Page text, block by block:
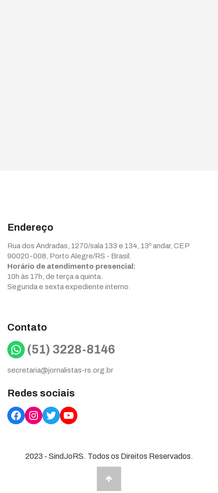
Endereço
Rua dos Andradas, 1270/sala 133 e 134, 13º andar, CEP
90020-008, Porto Alegre/RS - Brasil.
Horário de atendimento presencial:
10h às 17h, de terça a quinta.
Segunda e sexta expediente interno.
Contato
WhatsApp
(51) 3228-8146
secretaria@jornalistas-rs.org.br
Redes sociais
Facebook
Instagram
TwitterYouTube
2023 - SindJoRS. Todos os Direitos Reservados.